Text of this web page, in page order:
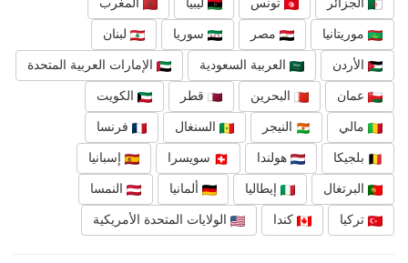
الجزائر تونس ليبيا المغرب
موريتانيا مصر سوريا لبنان
الأردن العربية السعودية الإمارات العربية المتحدة
عمان البحرين قطر الكويت
مالي النيجر السنغال فرنسا
بلجيكا هولندا سويسرا إسبانيا
البرتغال إيطاليا ألمانيا النمسا
تركيا كندا الولايات المتحدة الأمريكية